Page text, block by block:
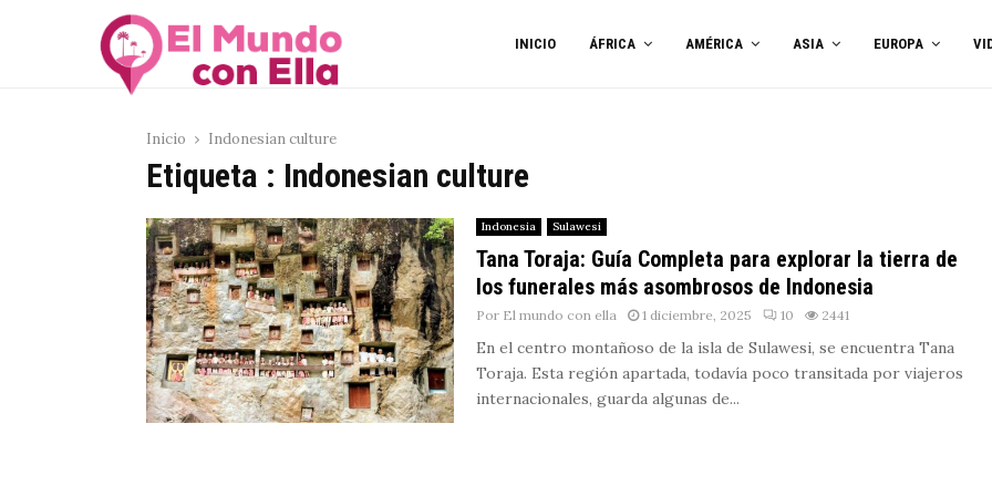
INICIO ÁFRICA AMÉRICA ASIA EUROPA
Inicio Indonesian culture
Etiqueta : Indonesian culture
Indonesia Sulawesi
Tana Toraja: Guía Completa para explorar la tierra de
los funerales más asombrosos de Indonesia
Por El mundo con ella 1 diciembre, 2025 10 2441
En el centro montañoso de la isla de Sulawesi, se encuentra Tana
Toraja. Esta región apartada, todavía poco transitada por viajeros
internacionales, guarda algunas de...